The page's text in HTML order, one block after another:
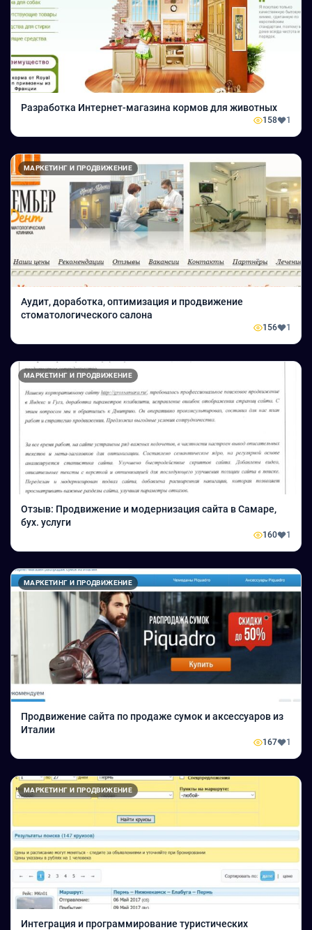
Разработка Интернет-магазина кормов для животных
158 1
МАРКЕТИНГ И ПРОДВИЖЕНИЕ
Аудит, доработка, оптимизация и продвижение
стоматологического салона
156 1
МАРКЕТИНГ И ПРОДВИЖЕНИЕ
Отзыв: Продвижение и модернизация сайта в Самаре,
бух. услуги
160 1
МАРКЕТИНГ И ПРОДВИЖЕНИЕ
Продвижение сайта по продаже сумок и аксессуаров из
Италии
167 1
МАРКЕТИНГ И ПРОДВИЖЕНИЕ
Интеграция и программирование туристических